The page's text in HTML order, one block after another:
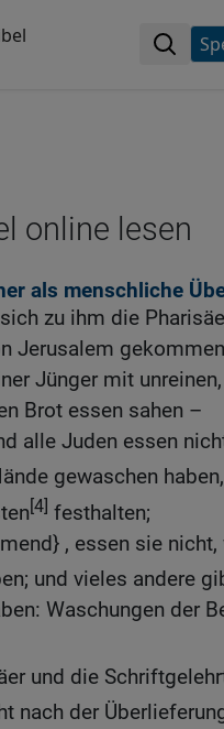
online lesen
als menschliche
zu ihm die
Jerusalem
Jünger mit
Brot essen sahen –
alle Juden essen
gewaschen
[4] festhalten;
, essen sie nicht,
und vieles andere
Waschungen der
und die
nach der